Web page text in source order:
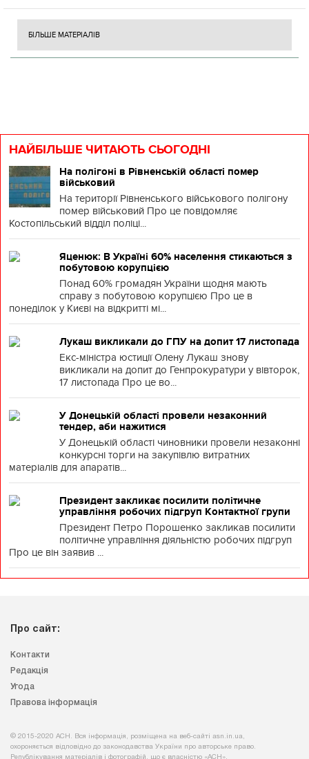
БІЛЬШЕ МАТЕРІАЛІВ
НАЙБІЛЬШЕ ЧИТАЮТЬ СЬОГОДНІ
На полігоні в Рівненській області помер
військовий
На території Рівненського військового полігону
помер військовий Про це повідомляє
Костопільський відділ поліці...
Яценюк: В Україні 60% населення стикаються з
побутовою корупцією
Понад 60% громадян України щодня мають
справу з побутовою корупцією Про це в
понеділок у Києві на відкритті мі...
Лукаш викликали до ГПУ на допит 17 листопада
Екс-міністра юстиції Олену Лукаш знову
викликали на допит до Генпрокуратури у вівторок,
17 листопада Про це во...
У Донецькій області провели незаконний
тендер, аби нажитися
У Донецькій області чиновники провели незаконні
конкурсні торги на закупівлю витратних
матеріалів для апаратів...
Президент закликає посилити політичне
управління робочих підгруп Контактної групи
Президент Петро Порошенко закликав посилити
політичне управління діяльністю робочих підгруп
Про це він заявив ...
Про сайт:
Контакти
Редакція
Угода
Правова інформація
© 2015-2020 АСН. Вся інформація, розміщена на веб-сайті asn.in.ua,
охороняється відповідно до законодавства України про авторське право.
Републікування матеріалів і фотографій, що є власністю «АСН»,